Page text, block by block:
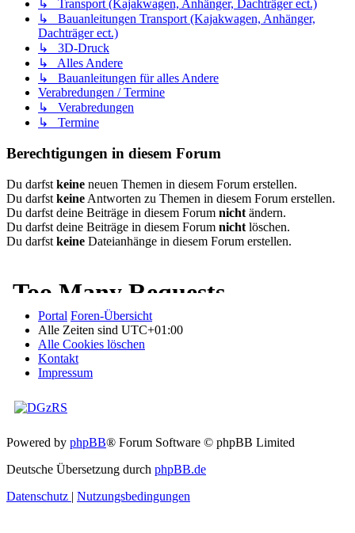
↳ Transport (Kajakwagen, Anhänger, Dachträger ect.)
↳ Bauanleitungen Transport (Kajakwagen, Anhänger,
Dachträger ect.)
↳ 3D-Druck
↳ Alles Andere
↳ Bauanleitungen für alles Andere
Verabredungen / Termine
↳ Verabredungen
↳ Termine
Berechtigungen in diesem Forum
Du darfst keine neuen Themen in diesem Forum erstellen.
Du darfst keine Antworten zu Themen in diesem Forum erstellen.
Du darfst deine Beiträge in diesem Forum nicht ändern.
Du darfst deine Beiträge in diesem Forum nicht löschen.
Du darfst keine Dateianhänge in diesem Forum erstellen.
Portal Foren-Übersicht
Alle Zeiten sind UTC+01:00
Alle Cookies löschen
Kontakt
Impressum
Powered by phpBB® Forum Software © phpBB Limited
Deutsche Übersetzung durch phpBB.de
Datenschutz | Nutzungsbedingungen